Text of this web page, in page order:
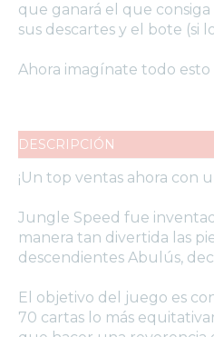
que ganará el que
sus descartes y el bote (si
Ahora imagínate todo esto
DESCRIPCIÓN
¡Un top ventas ahora con
Jungle Speed fue
manera tan divertida las
descendientes Abulús,
El objetivo del juego es
70 cartas lo más